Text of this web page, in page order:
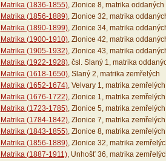
Matrika (1836-1855), Zlonice 8, matrika oddaných
Matrika (1856-1889), Zlonice 32, matrika
Matrika (1890-1899), Zlonice 34, matrika
Matrika (1900-1910), Zlonice 42, matrika
Matrika (1905-1932), Zlonice 43, matrika
Matrika (1922-1928), čsl. Slaný 1, matrika
Matrika (1618-1650), Slaný 2, matrika zemřelých
Matrika (1652-1674), Velvary 1, matrika zemřelých
Matrika (1676-1722), Zlonice 1, matrika zemřelých
Matrika (1723-1785), Zlonice 5, matrika zemřelých
Matrika (1784-1842), Zlonice 7, matrika zemřelých
Matrika (1843-1855), Zlonice 8, matrika zemřelých
Matrika (1856-1889), Zlonice 32, matrika
Matrika (1887-1911), Unhošť 36, matrika